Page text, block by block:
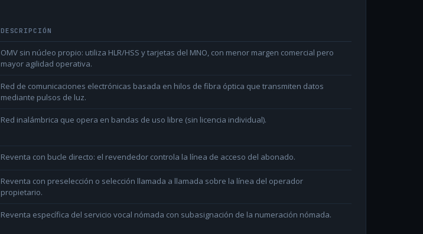
DESCRIPCIÓN
OMV sin núcleo propio: utiliza HLR/HSS y tarjetas del MNO, con menor margen comercial pero
mayor agilidad operativa.
Red de comunicaciones electrónicas basada en hilos de fibra óptica que transmiten datos
mediante pulsos de luz.
Red inalámbrica que opera en bandas de uso libre (sin licencia individual).
Reventa con bucle directo: el revendedor controla la línea de acceso del abonado.
Reventa con preselección o selección llamada a llamada sobre la línea del operador
propietario.
Reventa específica del servicio vocal nómada con subasignación de la numeración nómada.